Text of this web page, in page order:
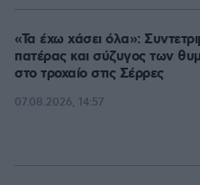
«Τα έχω χάσει όλα»:
πατέρας και σύζυγος των
στο τροχαίο στις Σέρρες
07.08.2026, 14:57